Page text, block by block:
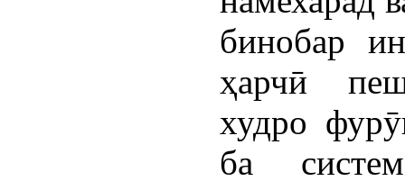
бинобар
ҳарчӣ
худро
ба